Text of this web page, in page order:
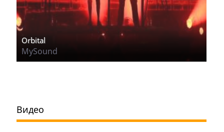
Orbital
MySound
Видео